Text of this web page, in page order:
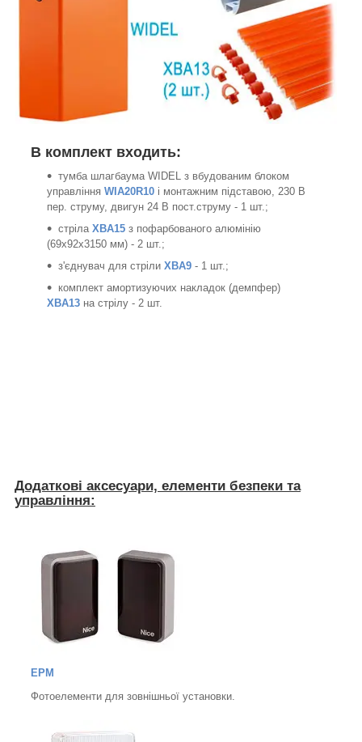
В комплект входить:
тумба шлагбаума WIDEL з вбудованим блоком
управління WIA20R10 і монтажним підставою, 230 В
пер. струму, двигун 24 В пост.струму - 1 шт.;
стріла XBA15 з пофарбованого алюмінію
(69x92x3150 мм) - 2 шт.;
з'єднувач для стріли XBA9 - 1 шт.;
комплект амортизуючих накладок (демпфер)
XBA13 на стрілу - 2 шт.
Додаткові аксесуари, елементи безпеки та
управління:
EPM
Фотоелементи для зовнішньої установки.